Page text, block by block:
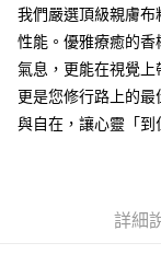
我們嚴選頂級親膚
性能。優雅療癒的
氣息，更能在視覺上
更是您修行路上的
與自在，讓心靈「到
詳細